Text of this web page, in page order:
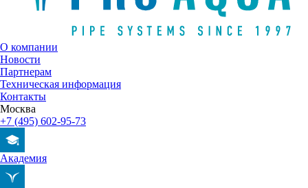
О компании
Новости
Партнерам
Техническая информация
Контакты
Москва
+7 (495) 602-95-73
Академия